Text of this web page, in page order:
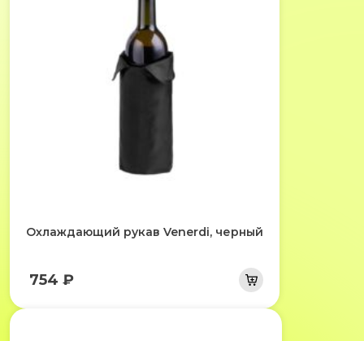
Охлаждающий рукав Venerdi, черный
754 ₽